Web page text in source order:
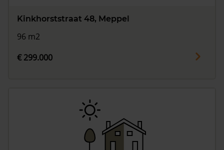
Kinkhorststraat 48, Meppel
96 m2
€ 299.000